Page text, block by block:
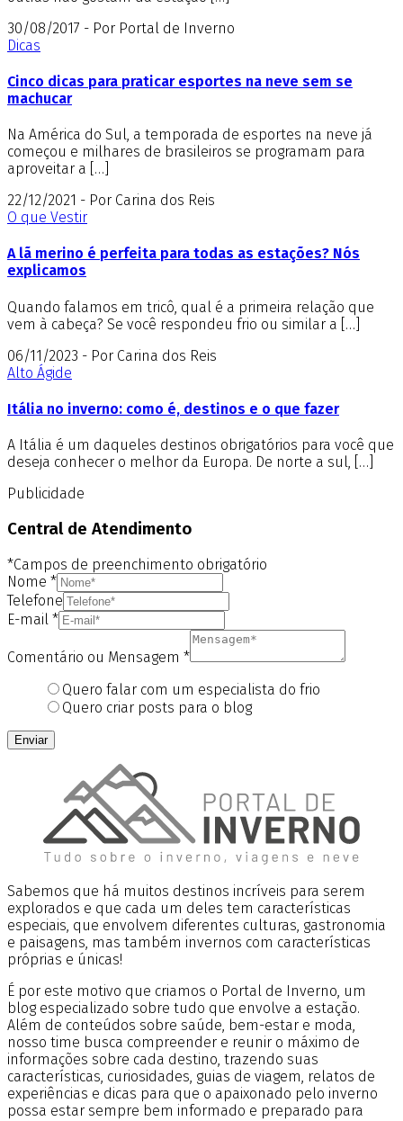
30/08/2017 - Por Portal de Inverno
Dicas
Cinco dicas para praticar esportes na neve sem se
machucar
Na América do Sul, a temporada de esportes na neve já
começou e milhares de brasileiros se programam para
aproveitar a […]
22/12/2021 - Por Carina dos Reis
O que Vestir
A lã merino é perfeita para todas as estações? Nós
explicamos
Quando falamos em tricô, qual é a primeira relação que
vem à cabeça? Se você respondeu frio ou similar a […]
06/11/2023 - Por Carina dos Reis
Alto Ágide
Itália no inverno: como é, destinos e o que fazer
A Itália é um daqueles destinos obrigatórios para você que
deseja conhecer o melhor da Europa. De norte a sul, […]
Publicidade
Central de Atendimento
*Campos de preenchimento obrigatório
Nome *
Telefone
E-mail *
Comentário ou Mensagem *
Quero falar com um especialista do frio
Quero criar posts para o blog
Enviar
Sabemos que há muitos destinos incríveis para serem
explorados e que cada um deles tem características
especiais, que envolvem diferentes culturas, gastronomia
e paisagens, mas também invernos com características
próprias e únicas!
É por este motivo que criamos o Portal de Inverno, um
blog especializado sobre tudo que envolve a estação.
Além de conteúdos sobre saúde, bem-estar e moda,
nosso time busca compreender e reunir o máximo de
informações sobre cada destino, trazendo suas
características, curiosidades, guias de viagem, relatos de
experiências e dicas para que o apaixonado pelo inverno
possa estar sempre bem informado e preparado para